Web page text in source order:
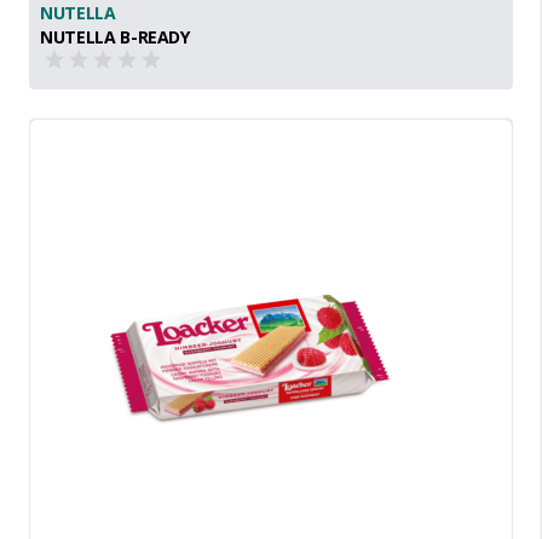
NUTELLA
NUTELLA B-READY